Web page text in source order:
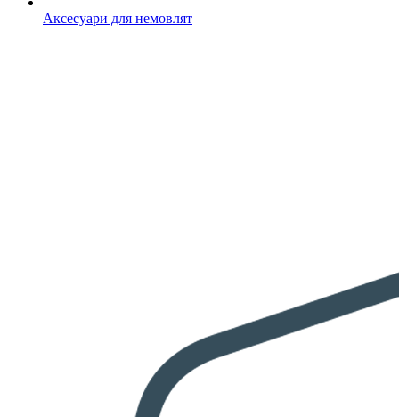
Аксесуари для немовлят